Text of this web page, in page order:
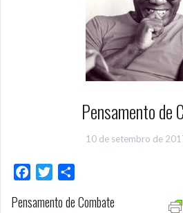
Pensamento de
10 de setembro de
c
i
a
Pensamento de Combate